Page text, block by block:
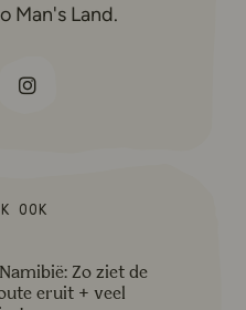
Man's Land.
ook
Zo ziet de
eruit + veel
Namibië: Zo ziet de ultieme